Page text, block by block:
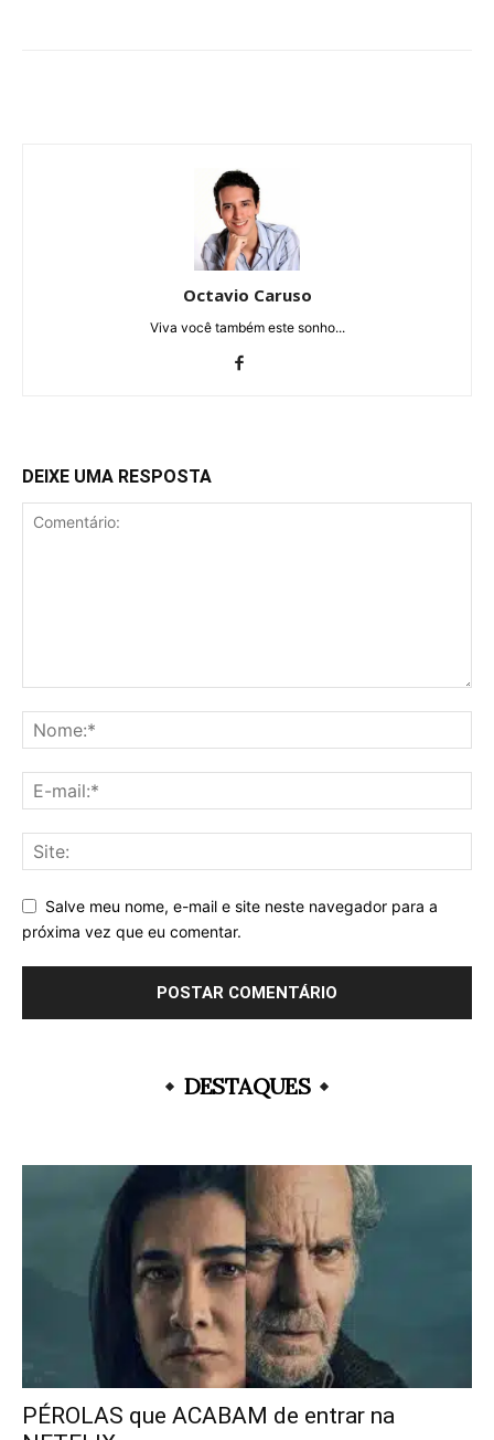
Octavio Caruso
Viva você também este sonho...
DEIXE UMA RESPOSTA
Salve meu nome, e-mail e site neste navegador para a
próxima vez que eu comentar.
DESTAQUES
PÉROLAS que ACABAM de entrar na